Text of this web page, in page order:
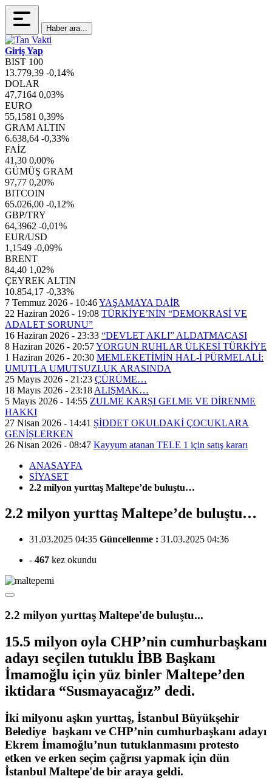
Haber ara...
Giriş Yap
BIST 100
13.779,39 -0,14%
DOLAR
47,7164 0,03%
EURO
55,1581 0,39%
GRAM ALTIN
6.638,64 -0,33%
FAİZ
41,30 0,00%
GÜMÜŞ GRAM
97,77 0,20%
BITCOIN
65.026,00 -0,12%
GBP/TRY
64,3962 -0,01%
EUR/USD
1,1549 -0,09%
BRENT
84,40 1,02%
ÇEYREK ALTIN
10.854,17 -0,33%
7 Temmuz 2026 - 10:46YAŞAMAYA DAİR
22 Haziran 2026 - 19:08 TÜRKİYE’NİN “DEMOKRASİ VE
ADALET SORUNU”
16 Haziran 2026 - 23:33 “DEVLET AKLI” ALDATMACASI
8 Haziran 2026 - 20:57YORGUN RUHLAR ÜLKESİ TÜRKİYE
1 Haziran 2026 - 20:30 MEMLEKETİMİN HAL-İ PÜRMELALİ:
UMUTLA UMUTSUZLUK ARASINDA
25 Mayıs 2026 - 21:23 ÇÜRÜME…
18 Mayıs 2026 - 23:18 ALIŞMAK…
5 Mayıs 2026 - 14:55 ZULME KARȘI GELME VE DİRENME
HAKKI
27 Nisan 2026 - 14:41 ȘİDDET OKULDAKİ ÇOCUKLARA
GENİȘLERKEN
26 Nisan 2026 - 08:47 Kayyum atanan TELE 1 için satış kararı
ANASAYFA
SİYASET
2.2 milyon yurttaş Maltepe’de buluştu…
2.2 milyon yurttaş Maltepe’de buluştu…
31.03.2025 04:35 Güncellenme : 31.03.2025 04:36
- 467 kez okundu
2.2 milyon yurttaş Maltepe'de buluştu...
15.5 milyon oyla CHP’nin cumhurbaşkanı
adayı seçilen tutuklu İBB Başkanı
İmamoğlu için yüz binler Maltepe’den
iktidara “Susmayacağız” dedi.
İki milyonu aşkın yurttaş, İstanbul Büyükşehir
Belediye başkanı ve CHP’nin cumhurbaşkanı adayı
Ekrem İmamoğlu’nun tutuklanmasını protesto
etken ve erken seçim çağrısı yapmak için dün
İstanbul Maltepe'de bir araya geldi.